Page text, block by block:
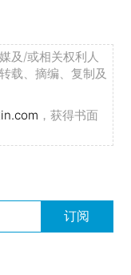
及/或相关权利人
载、摘编、复制及
，获得书面
订阅